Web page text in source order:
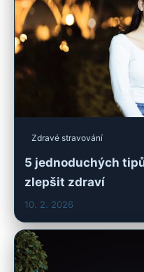
Zdravé stravování
5 jednoduchých
zlepšit zdraví
10. 2. 2026